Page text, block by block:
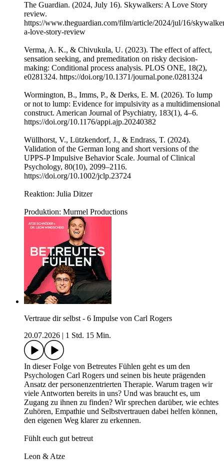
The Guardian. (2024, July 16). Skywalkers: A Love Story
review.
https://www.theguardian.com/film/article/2024/jul/16/
a-love-story-review
Verma, A. K., & Chivukula, U. (2023). The effect of affect,
sensation seeking, and premeditation on risky decision-
making: Conditional process analysis. PLOS ONE, 18(2),
e0281324. https://doi.org/10.1371/journal.pone.0281324
Wormington, B., Imms, P., & Derks, E. M. (2026). To lump
or not to lump: Evidence for impulsivity as a multidimensional
construct. American Journal of Psychiatry, 183(1), 4–6.
https://doi.org/10.1176/appi.ajp.20240382
Wüllhorst, V., Lützkendorf, J., & Endrass, T. (2024).
Validation of the German long and short versions of the
UPPS-P Impulsive Behavior Scale. Journal of Clinical
Psychology, 80(10), 2099–2116.
https://doi.org/10.1002/jclp.23724
Reaktion: Julia Ditzer
Produktion: Murmel Productions
Vertraue dir selbst - 6 Impulse von Carl Rogers
20.07.2026
1 Std. 15 Min.
In dieser Folge von Betreutes Fühlen geht es um den
Psychologen Carl Rogers und seinen bis heute prägenden
Ansatz der personenzentrierten Therapie. Warum tragen wir
viele Antworten bereits in uns? Und was braucht es, um
Zugang zu ihnen zu finden? Wir sprechen darüber, wie echtes
Zuhören, Empathie und Selbstvertrauen dabei helfen können,
den eigenen Weg klarer zu erkennen.
Fühlt euch gut betreut
Leon & Atze